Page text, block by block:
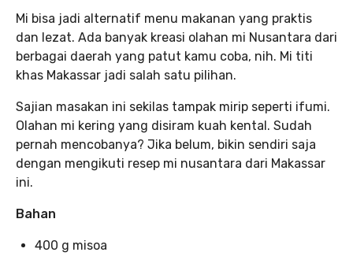
Mi bisa jadi alternatif menu makanan yang praktis
dan lezat. Ada banyak kreasi olahan mi Nusantara dari
berbagai daerah yang patut kamu coba, nih. Mi titi
khas Makassar jadi salah satu pilihan.
Sajian masakan ini sekilas tampak mirip seperti ifumi.
Olahan mi kering yang disiram kuah kental. Sudah
pernah mencobanya? Jika belum, bikin sendiri saja
dengan mengikuti resep mi nusantara dari Makassar
ini.
Bahan
400 g misoa